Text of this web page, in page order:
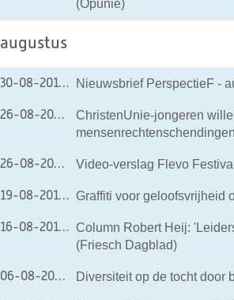
(Opunie)
augustus
30-08-201130-08-2011 11:33
Nieuwsbrief PerspectieF -
26-08-2011 26-08-2011 00:58
ChristenUnie-jongeren
26-08-2011 26-08-2011 00:46
Video-verslag Flevo
19-08-201119-08-2011 11:38
Graffiti voor geloofsvrijheid
16-08-201116-08-2011 07:20
Column Robert Heij:
(Friesch Dagblad)
06-08-2011 06-08-2011 20:56
Diversiteit op de tocht door